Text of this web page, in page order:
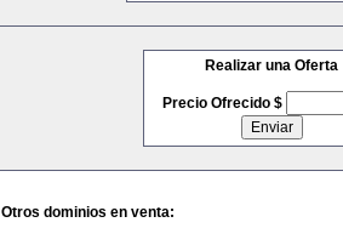
Realizar una Oferta
Precio Ofrecido $
Otros dominios en venta: